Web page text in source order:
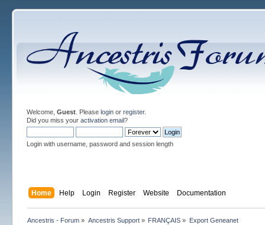
Welcome, Guest. Please loginor register.
Did you miss your activation email?
Login with username, password and session length
Home Help Login Register Website Documentation
Ancestris - Forum » Ancestris Support» FRANÇAIS » Export Geneanet